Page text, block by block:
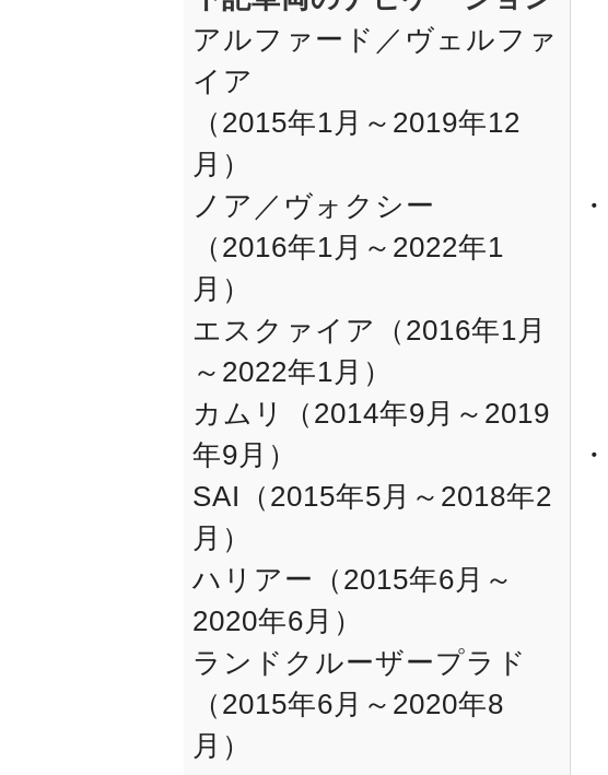
アルファード／ヴェルファ
イア
（2015年1月～2019年12
月）
ノア／ヴォクシー
（2016年1月～2022年1
月）
エスクァイア（2016年1月
～2022年1月）
カムリ（2014年9月～2019
年9月）
SAI（2015年5月～2018年2
月）
ハリアー（2015年6月～
2020年6月）
ランドクルーザープラド
（2015年6月～2020年8
月）